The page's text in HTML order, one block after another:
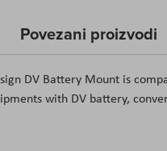
DV Battery Mount is
with DV battery,
Povezani proizvodi